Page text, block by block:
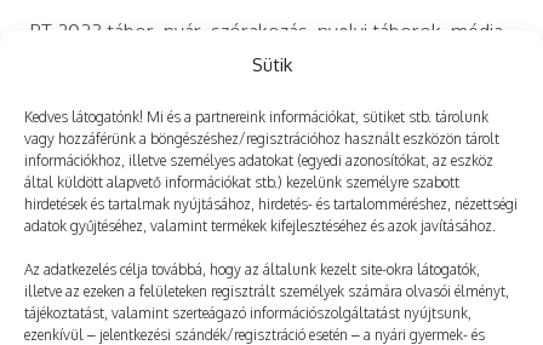
Sütik
Kedves látogatónk! Mi és a partnereink információkat, sütiket stb. tárolunk
vagy hozzáférünk a böngészéshez/regisztrációhoz használt eszközön tárolt
információkhoz, illetve személyes adatokat (egyedi azonosítókat, az eszköz
által küldött alapvető információkat stb.) kezelünk személyre szabott
hirdetések és tartalmak nyújtásához, hirdetés- és tartalomméréshez, nézettségi
adatok gyűjtéséhez, valamint termékek kifejlesztéséhez és azok javításához.
Az adatkezelés célja továbbá, hogy az általunk kezelt site-okra látogatók,
illetve az ezeken a felületeken regisztrált személyek számára olvasói élményt,
tájékoztatást, valamint szerteágazó információszolgáltatást nyújtsunk,
ezenkívül – jelentkezési szándék/regisztráció esetén – a nyári gyermek- és
PT 2023 tábor, nyár, szórakozás, nyelvi táborok, média,
film, robotika, angoltábor, fotós tábor, sporttábor,
Vélemény, hozzászólás?
Az e-mail-címet nem tesszük közzé. A kötelező mezőket
*karakterrel jelöltük